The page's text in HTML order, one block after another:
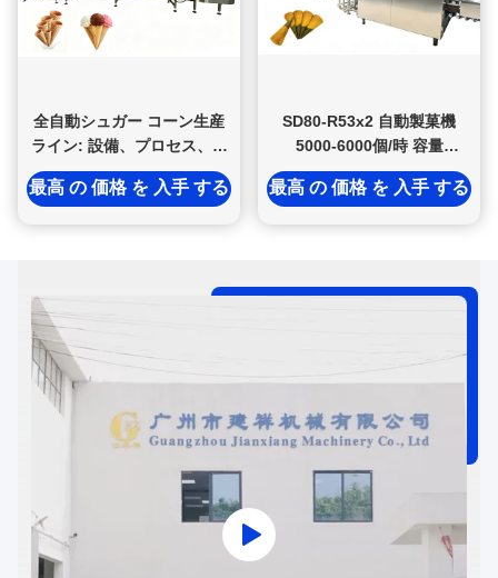
全自動シュガー コーン生産
ライン: 設備、プロセス、生
産能力に関する完全ガイド
最高 の 価格 を 入手 する
SD80-R53x2 自動製菓機
5000-6000個/時 容量
SIEMENS / DELTA PLC制御
最高 の 価格 を 入手 する